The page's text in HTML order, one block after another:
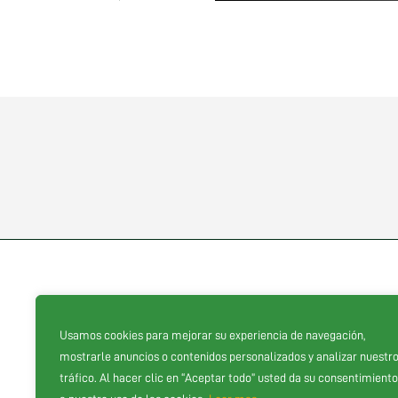
Usamos cookies para mejorar su experiencia de navegación,
mostrarle anuncios o contenidos personalizados y analizar nuestro
tráfico. Al hacer clic en “Aceptar todo” usted da su consentimiento
Proveedores